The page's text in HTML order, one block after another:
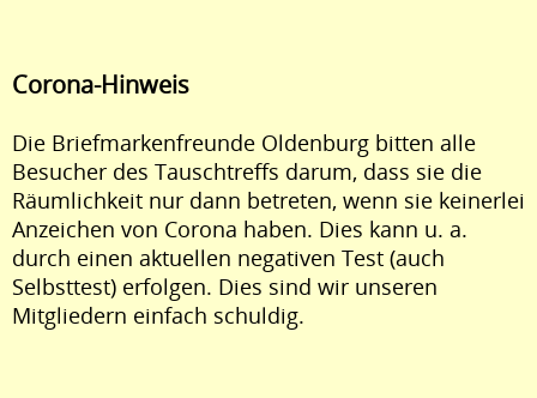
Corona-Hinweis
Die Briefmarkenfreunde Oldenburg bitten alle
Besucher des Tauschtreffs darum, dass sie die
Räumlichkeit nur dann betreten, wenn sie keinerlei
Anzeichen von Corona haben. Dies kann u. a.
durch einen aktuellen negativen Test (auch
Selbsttest) erfolgen. Dies sind wir unseren
Mitgliedern einfach schuldig.